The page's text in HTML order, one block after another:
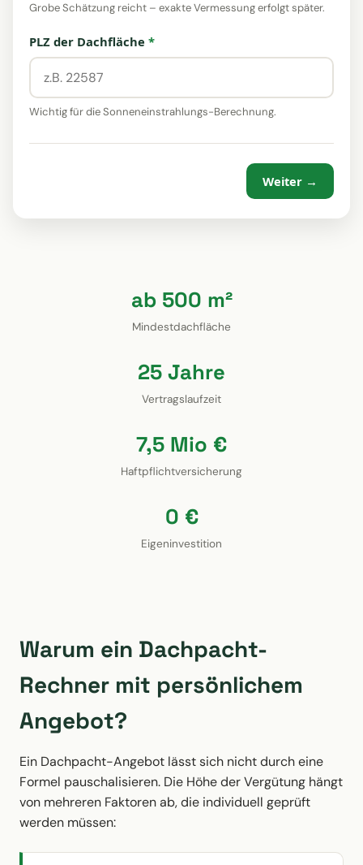
Grobe Schätzung reicht – exakte Vermessung erfolgt später.
PLZ der Dachfläche *
Wichtig für die Sonneneinstrahlungs-Berechnung.
Weiter →
ab 500 m²
Mindestdachfläche
25 Jahre
Vertragslaufzeit
7,5 Mio €
Haftpflichtversicherung
0 €
Eigeninvestition
Warum ein Dachpacht-
Rechner mit persönlichem
Angebot?
Ein Dachpacht-Angebot lässt sich nicht durch eine
Formel pauschalisieren. Die Höhe der Vergütung hängt
von mehreren Faktoren ab, die individuell geprüft
werden müssen: